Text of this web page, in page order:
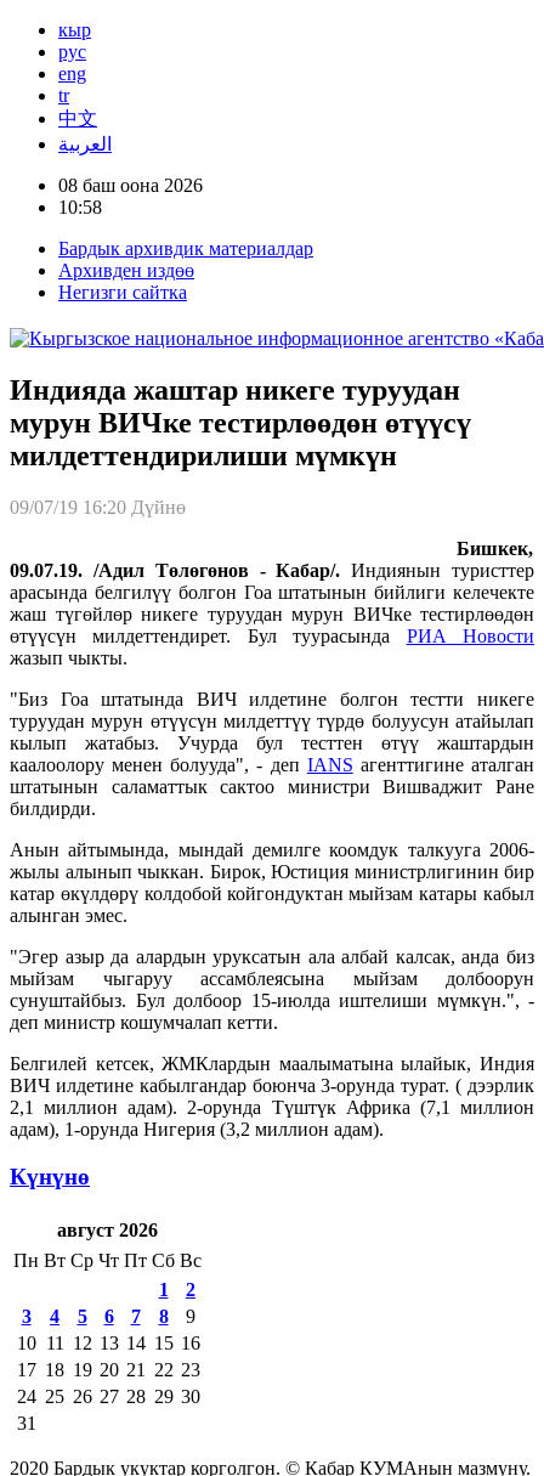
кыр
рус
eng
tr
中文
العربية
08 баш оона 2026
10:58
Бардык архивдик материалдар
Архивден издөө
Негизги сайтка
Индияда жаштар никеге туруудан
мурун ВИЧке тестирлөөдөн өтүүсү
милдеттендирилиши мүмкүн
09/07/19 16:20 Дүйнө
Бишкек,
09.07.19. /Адил Төлөгөнов - Кабар/.Индиянын туристтер
арасында белгилүү болгон Гоа штатынын бийлиги келечекте
жаш түгөйлөр никеге туруудан мурун ВИЧке тестирлөөдөн
өтүүсүн милдеттендирет. Бул туурасында РИА Новости
жазып чыкты.
"Биз Гоа штатында ВИЧ илдетине болгон тестти никеге
туруудан мурун өтүүсүн милдеттүү түрдө болуусун атайылап
кылып жатабыз. Учурда бул тесттен өтүү жаштардын
каалоолору менен болууда", - деп IANS агенттигине аталган
штатынын саламаттык сактоо министри Вишваджит Ране
билдирди.
Анын айтымында, мындай демилге коомдук талкууга 2006-
жылы алынып чыккан. Бирок, Юстиция министрлигинин бир
катар өкүлдөрү колдобой койгондуктан мыйзам катары кабыл
алынган эмес.
"Эгер азыр да алардын уруксатын ала албай калсак, анда биз
мыйзам чыгаруу ассамблеясына мыйзам долбоорун
сунуштайбыз. Бул долбоор 15-июлда иштелиши мүмкүн.", -
деп министр кошумчалап кетти.
Белгилей кетсек, ЖМКлардын маалыматына ылайык, Индия
ВИЧ илдетине кабылгандар боюнча 3-орунда турат. ( дээрлик
2,1 миллион адам). 2-орунда Түштүк Африка (7,1 миллион
адам), 1-орунда Нигерия (3,2 миллион адам).
Күнүнө
август 2026
Пн Вт Ср Чт Пт Сб Вс
1
2
3
4 5 6 7 8
9
10 11 12 13 14 15 16
17 18 19 20 21 22 23
24 25 26 27 28 29 30
31
2020 Бардык укуктар корголгон. © Кабар КУМАнын мазмуну.